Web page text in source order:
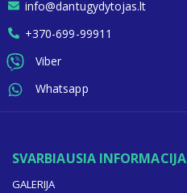
info@dantugydytojas.lt
+370-699-99911
Viber
Whatsapp
SVARBIAUSIA INFORMACIJA
GALERIJA